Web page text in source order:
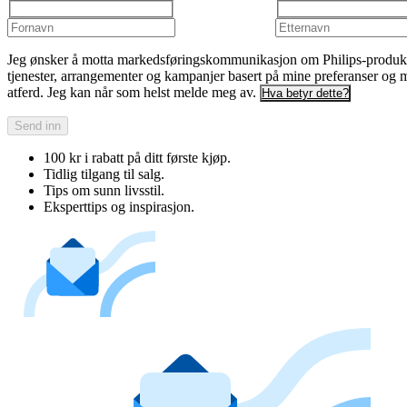
Jeg ønsker å motta markedsføringskommunikasjon om Philips-
tjenester, arrangementer og kampanjer basert på mine preferanser og
atferd. Jeg kan når som helst melde meg av. Hva betyr dette?
Send inn
100 kr i rabatt på ditt første kjøp.
Tidlig tilgang til salg.
Tips om sunn livsstil.
Eksperttips og inspirasjon.